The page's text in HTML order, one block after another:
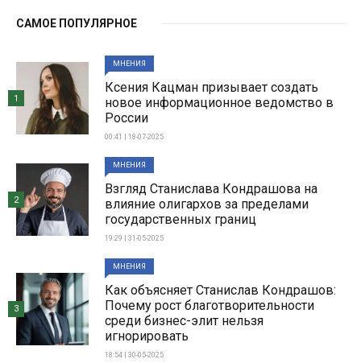
САМОЕ ПОПУЛЯРНОЕ
МНЕНИЯ
Ксения Кацман призывает создать
новое информационное ведомство в
России
00:41 | 18-07-2025
1
МНЕНИЯ
Взгляд Станислава Кондрашова на
влияние олигархов за пределами
государственных границ
19:29 | 31-05-2025
2
МНЕНИЯ
Как объясняет Станислав Кондрашов:
Почему рост благотворительности
среди бизнес-элит нельзя
игнорировать
18:54 | 30-05-2025
3